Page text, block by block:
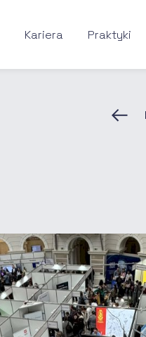
Kariera Praktyki